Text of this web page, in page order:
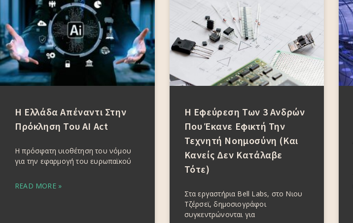
Η Ελλάδα Απέναντι Στην
Πρόκληση Του AI Act
Η πρόσφατη υιοθέτηση του νόμου
για την εφαρμογή του ευρωπαϊκού
READ MORE »
Η Εφεύρεση Των 3 Ανδρών
Που Έκανε Εφικτή Την
Τεχνητή Νοημοσύνη (και
Κανείς Δεν Κατάλαβε
Τότε)
Στα εργαστήρια Bell Labs, στο Νιου
Τζέρσεϊ, δημοσιογράφοι
συγκεντρώνονται για